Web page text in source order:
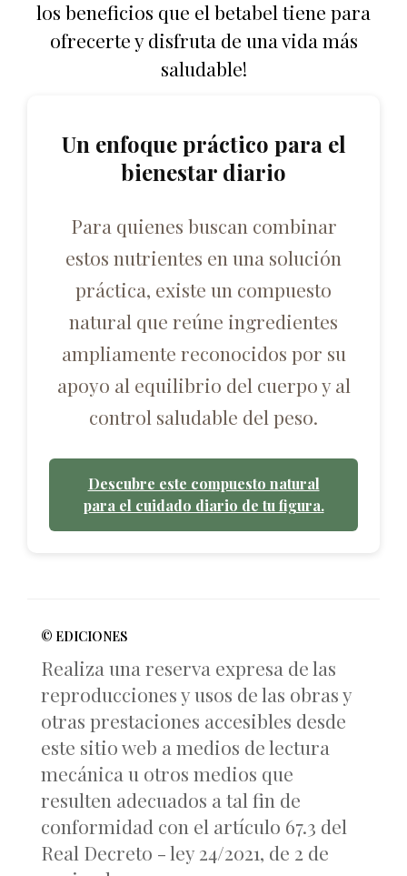
los beneficios que el betabel tiene para
ofrecerte y disfruta de una vida más
saludable!
Un enfoque práctico para el
bienestar diario
Para quienes buscan combinar
estos nutrientes en una solución
práctica, existe un compuesto
natural que reúne ingredientes
ampliamente reconocidos por su
apoyo al equilibrio del cuerpo y al
control saludable del peso.
Descubre este compuesto natural
para el cuidado diario de tu figura.
© EDICIONES
Realiza una reserva expresa de las
reproducciones y usos de las obras y
otras prestaciones accesibles desde
este sitio web a medios de lectura
mecánica u otros medios que
resulten adecuados a tal fin de
conformidad con el artículo 67.3 del
Real Decreto - ley 24/2021, de 2 de